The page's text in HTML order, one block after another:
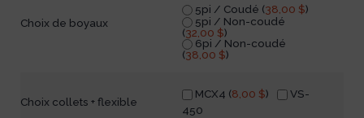
Choix de boyaux
5pi / Coudé (38,00 $)
5pi / Non-coudé
(32,00 $)
6pi / Non-coudé
(38,00 $)
Choix collets + flexible
MCX4 (8,00 $)
VS-
450